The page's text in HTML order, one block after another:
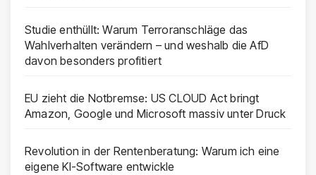
Studie enthüllt: Warum Terroranschläge das
Wahlverhalten verändern – und weshalb die AfD
davon besonders profitiert
EU zieht die Notbremse: US CLOUD Act bringt
Amazon, Google und Microsoft massiv unter Druck
Revolution in der Rentenberatung: Warum ich eine
eigene KI-Software entwickle